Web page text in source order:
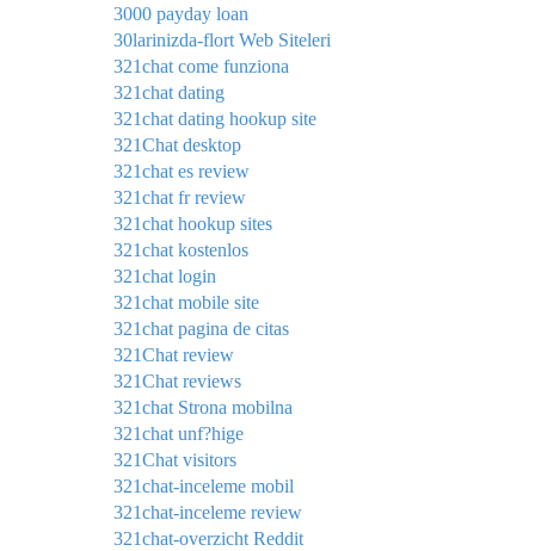
3000 payday loan
30larinizda-flort Web Siteleri
321chat come funziona
321chat dating
321chat dating hookup site
321Chat desktop
321chat es review
321chat fr review
321chat hookup sites
321chat kostenlos
321chat login
321chat mobile site
321chat pagina de citas
321Chat review
321Chat reviews
321chat Strona mobilna
321chat unf?hige
321Chat visitors
321chat-inceleme mobil
321chat-inceleme review
321chat-overzicht Reddit